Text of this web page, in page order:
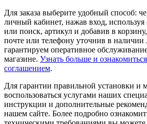
Для заказа выберите удобный способ:
личный кабинет, нажав вход, используя
или поиск, артикул и добавив в
почте или телефону уточнив в
гарантируем оперативное
магазине. Узнать больше и
соглашением.
Для гарантии правильной установки и
воспользоваться услугами наших
инструкции и дополнительные
нашем сайте. Более подробно